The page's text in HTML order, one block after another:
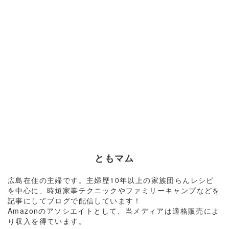
ともマム
広島在住の主婦です。主婦歴10年以上の家族団らんレシピ
を中心に、時短家事テクニックやファミリーキャンプなどを
記事にしてブログで配信しています！
Amazonのアソシエイトとして、当メディアは適格販売によ
り収入を得ています。